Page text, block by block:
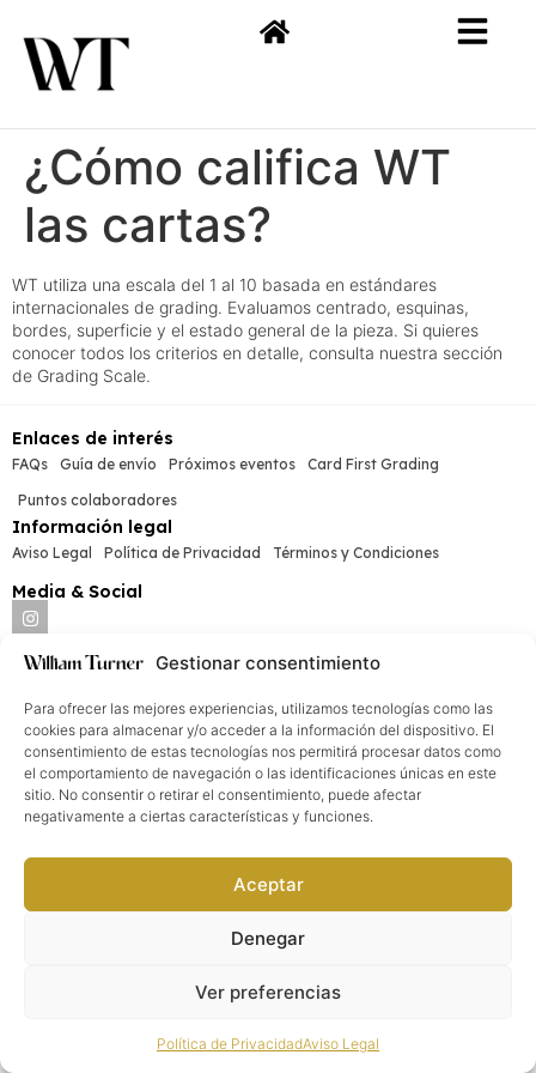
Gestionar consentimiento
Para ofrecer las mejores experiencias, utilizamos tecnologías como las
cookies para almacenar y/o acceder a la información del dispositivo. El
consentimiento de estas tecnologías nos permitirá procesar datos como
el comportamiento de navegación o las identificaciones únicas en este
sitio. No consentir o retirar el consentimiento, puede afectar
negativamente a ciertas características y funciones.
Aceptar
Denegar
Ver preferencias
Política de PrivacidadAviso Legal
¿Cómo califica WT
las cartas?
WT utiliza una escala del 1 al 10 basada en estándares
internacionales de grading. Evaluamos centrado, esquinas,
bordes, superficie y el estado general de la pieza. Si quieres
conocer todos los criterios en detalle, consulta nuestra sección
de Grading Scale.
Enlaces de interés
FAQs Guía de envío Próximos eventos
Card First Grading
Puntos colaboradores
Información legal
Aviso Legal Política de Privacidad Términos y Condiciones
Media & Social
William Turner®. Todos los derechos reservados 2026©